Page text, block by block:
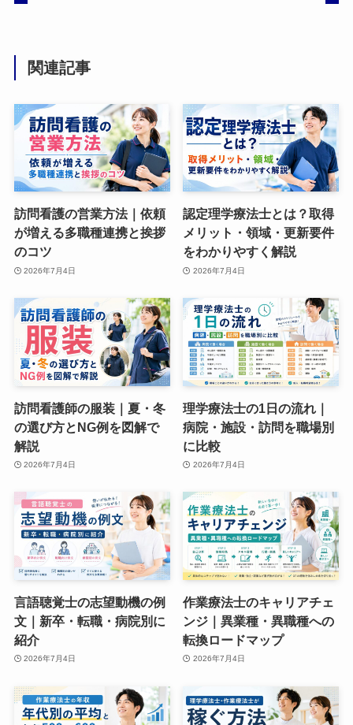
関連記事
訪問看護の営業方法｜依頼
が増える多職種連携と挨拶
のコツ
2026年7月4日
認定理学療法士とは？取得
メリット・領域・更新要件
をわかりやすく解説
2026年7月4日
訪問看護師の服装｜夏・冬
の選び方とNG例を図解で
解説
2026年7月4日
理学療法士の1日の流れ｜
病院・施設・訪問を職場別
に比較
2026年7月4日
言語聴覚士の志望動機の例
文｜新卒・転職・病院別に
紹介
2026年7月4日
作業療法士のキャリアチェ
ンジ｜異業種・異職種への
転換ロードマップ
2026年7月4日